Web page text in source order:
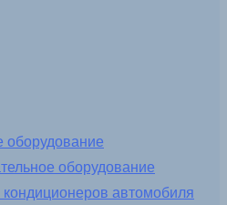
оборудование
оборудование
кондиционеров автомобиля